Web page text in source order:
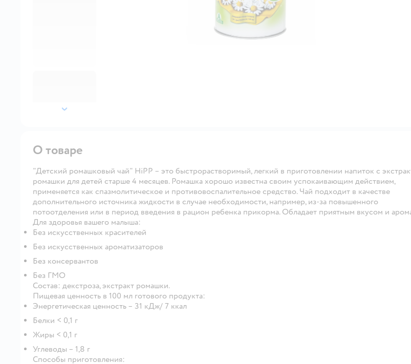
далее
О товаре
"Детский ромашковый чай" HiPP – это быстрорастворимый, легкий в приготовлении напиток с
ромашки для детей старше 4 месяцев. Ромашка хорошо известна своим успокаивающим действием,
применяется как спазмолитическое и противовоспалительное средство. Чай подходит в качестве
дополнительного источника жидкости в случае необходимости, например, из-за повышенного
потоотделения или в период введения в рацион ребенка прикорма. Обладает приятным вкусом и
Для здоровья вашего малыша:
Без искусственных красителей
Без искусственных ароматизаторов
Без консервантов
Без ГМО
Состав: декстроза, экстракт ромашки.
Пищевая ценность в 100 мл готового продукта:
Энергетическая ценность – 31 кДж/ 7 ккал
Белки < 0,1 г
Жиры < 0,1 г
Углеводы – 1,8 г
Способы приготовления: